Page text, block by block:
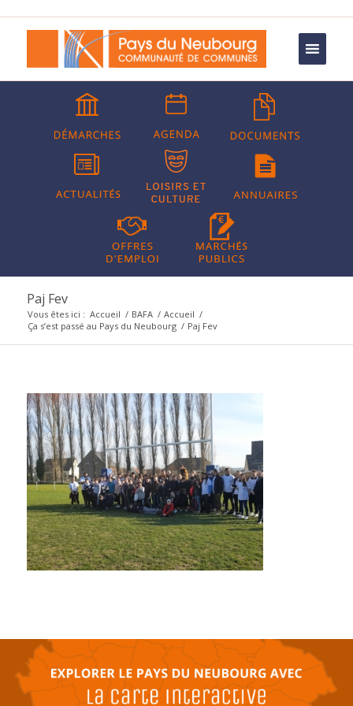
Paj Fev
Vous êtes ici : Accueil / BAFA / Accueil /
Ça s’est passé au Pays du Neubourg / Paj Fev